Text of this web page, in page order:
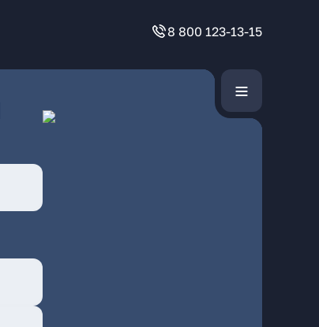
8 800 123-13-15